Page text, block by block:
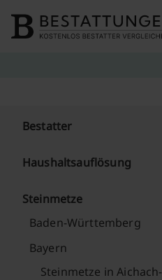
Bestatter
Haushaltsauflösung
Steinmetze
Baden-Württemberg
Bayern
Steinmetze in Aichach-